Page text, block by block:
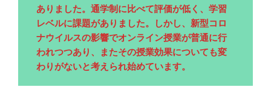
ありました。通学制に比べて評価が低く、学習
レベルに課題がありました。しかし、新型コロ
ナウイルスの影響でオンライン授業が普通に行
われつつあり、またその授業効果についても変
わりがないと考えられ始めています。